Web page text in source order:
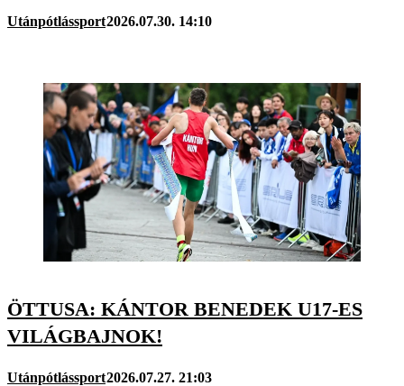
Utánpótlássport2026.07.30. 14:10
ÖTTUSA: KÁNTOR BENEDEK U17-ES
VILÁGBAJNOK!
Utánpótlássport2026.07.27. 21:03